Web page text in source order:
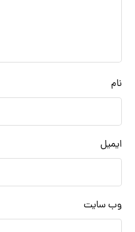
نام
ایمیل
وب‌ سایت